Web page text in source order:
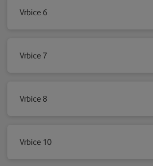
Vrbice 6
Vrbice 7
Vrbice 8
Vrbice 10